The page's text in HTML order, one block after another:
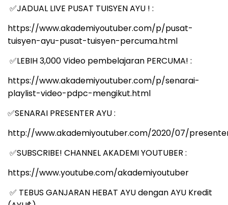
✅JADUAL LIVE PUSAT TUISYEN AYU ! :
https://www.akademiyoutuber.com/p/pusat-
tuisyen-ayu-pusat-tuisyen-percuma.html
✅LEBIH 3,000 Video pembelajaran PERCUMA! :
https://www.akademiyoutuber.com/p/senarai-
playlist-video-pdpc-mengikut.html
✅SENARAI PRESENTER AYU :
http://www.akademiyoutuber.com/2020/07/
✅SUBSCRIBE! CHANNEL AKADEMI YOUTUBER :
https://www.youtube.com/akademiyoutuber
✅ TEBUS GANJARAN HEBAT AYU dengan AYU Kredit